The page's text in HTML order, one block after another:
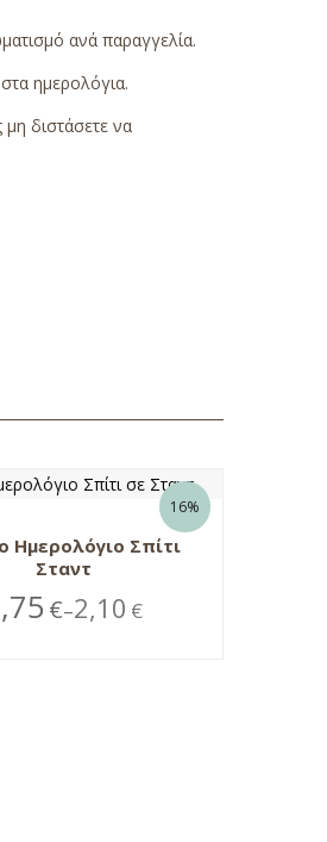
ανά παραγγελία.
ημερολόγια.
διστάσετε να
16%
Ημερολόγιο Σπίτι
Σταντ
€–2,10 €